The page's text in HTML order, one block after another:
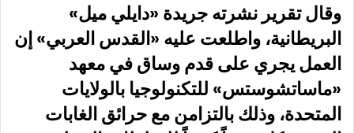
وقال تقرير نشرته جريدة «دايلي ميل»
البريطانية، واطلعت عليه «القدس العربي» إن
العمل يجري على قدم وساق في معهد
«ماساتشوستس» للتكنولوجيا بالولايات
المتحدة، وذلك بالتزامن مع حرائق الغابات